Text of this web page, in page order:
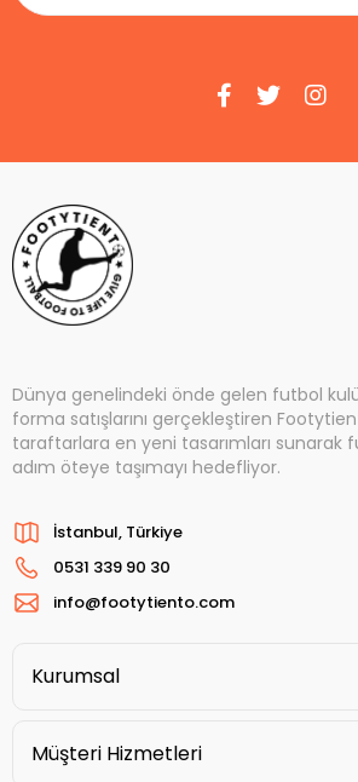
Dünya genelindeki önde gelen futbol
forma satışlarını gerçekleştiren
taraftarlara en yeni tasarımları sunarak
adım öteye taşımayı hedefliyor.
İstanbul, Türkiye
0531 339 90 30
info@footytiento.com
Kurumsal
Müşteri Hizmetleri